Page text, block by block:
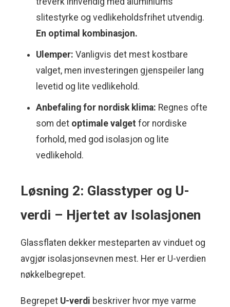
slitestyrke og vedlikeholdsfrihet utvendig.
En optimal kombinasjon.
Ulemper: Vanligvis det mest kostbare
valget, men investeringen gjenspeiler lang
levetid og lite vedlikehold.
Anbefaling for nordisk klima: Regnes ofte
som det optimale valget for nordiske
forhold, med god isolasjon og lite
vedlikehold.
Løsning 2: Glasstyper og U-
verdi – Hjertet av Isolasjonen
Glassflaten dekker mesteparten av vinduet og
avgjør isolasjonsevnen mest. Her er U-verdien
nøkkelbegrepet.
Begrepet U-verdi beskriver hvor mye varme